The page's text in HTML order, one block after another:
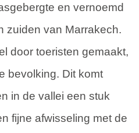
en vernoemd
zuiden van Marrakech.
door toeristen gemaakt,
bevolking. Dit komt
in de vallei een stuk
fijne afwisseling met de